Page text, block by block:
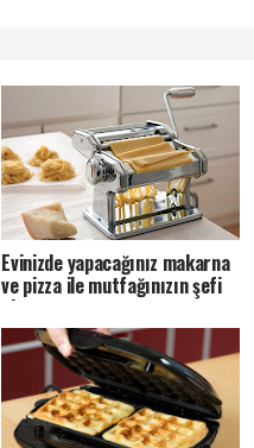
Evinizde yapacağınız makarna
ve pizza ile mutfağınızın şefi
olun